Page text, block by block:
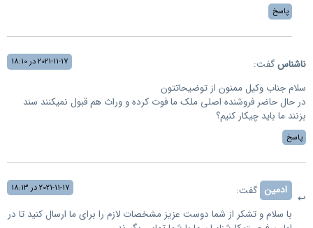
پاسخ
ناشناسگفت: 2021-11-17 در 18:10
سلام جناب وکیل ممنون از توضیحاتتون
در حال حاضر فروشنده اصلی ملک ما فوت کرده و وراث هم قبول نمیکنند سند
بزنند ما باید چیکار کنیم؟
پاسخ
ادمین گفت: 2021-11-17 در 18:13
با سلام و تشکر از شما دوست عزیز مشخصات لازم را برای ما ارسال کنید تا در